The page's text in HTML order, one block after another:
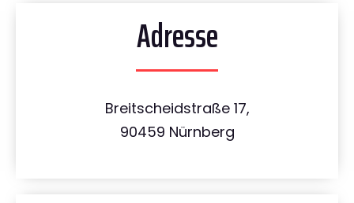
Adresse
Breitscheidstraße 17,
90459 Nürnberg